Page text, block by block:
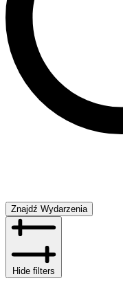
Znajdź Wydarzenia
Hide filters